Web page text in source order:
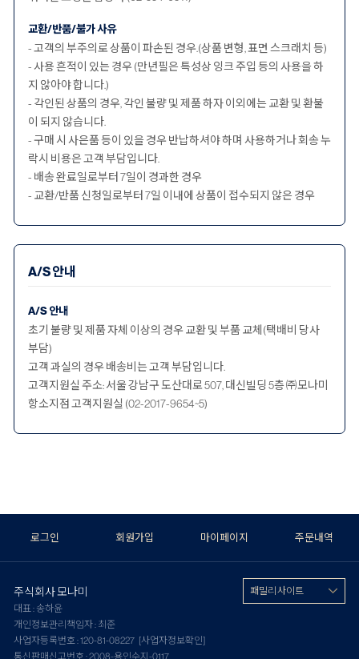
교환/반품/불가 사유
- 고객의 부주의로 상품이 파손된 경우.(상품 변형, 표면 스크래치 등)
- 사용 흔적이 있는 경우 (만년필은 특성상 잉크 주입 등의 사용을 하
지 않아야 합니다.)
- 각인된 상품의 경우, 각인 불량 및 제품 하자 이외에는 교환 및 환불
이 되지 않습니다.
- 구매 시 사은품 등이 있을 경우 반납하셔야 하며 사용하거나 회송 누
락시 비용은 고객 부담입니다.
- 배송 완료일로부터 7일이 경과한 경우
- 교환/반품 신청일로부터 7일 이내에 상품이 접수되지 않은 경우
A/S 안내
A/S 안내
초기 불량 및 제품 자체 이상의 경우 교환 및 부품 교체(택배비 당사
부담)
고객 과실의 경우 배송비는 고객 부담입니다.
고객지원실 주소: 서울 강남구 도산대로 507, 대신빌딩 5층 ㈜모나미
항소지점 고객지원실 (02-2017-9654~5)
로그인 회원가입 마이페이지 주문내역
주식회사 모나미
대표 : 송하윤
개인정보관리책임자 : 최준
사업자등록번호 : 120-81-08227 [사업자정보확인]
통신판매신고번호 : 2008-용인수지-0117
패밀리 사이트